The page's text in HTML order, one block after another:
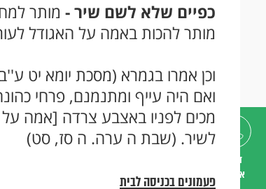
דברו
איתנו
כפיים שלא לשם שיר - מותר
מותר להכות באמה על האגודל
וכן אמרו בגמרא (מסכת יומא יט
ואם היה עייף ומתנמנם, פרחי
מכים לפניו באצבע צרדה [אמה על
לשיר. (שבת ה ערה. ה סז, סט)
פעמונים בכניסה לבית